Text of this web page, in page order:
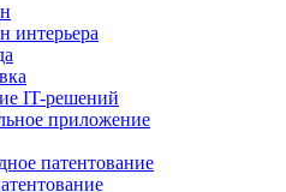
интерьера
IT-решений
приложение
патентование